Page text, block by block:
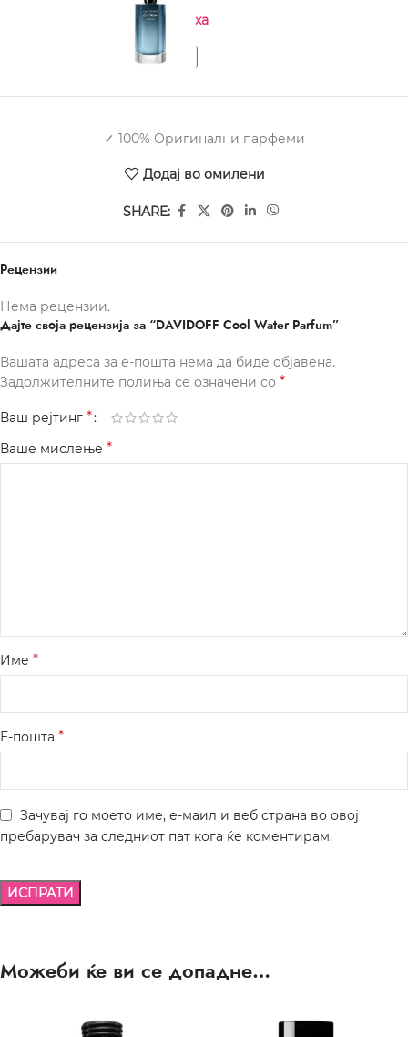
Нема на залиха
✓ 100% Оригинални парфеми
Додај во омилени
SHARE:
Рецензии
Нема рецензии.
Дајте своја рецензија за “DAVIDOFF Cool Water Parfum”
Вашата адреса за е-пошта нема да биде објавена.
Задолжителните полиња се означени со *
Ваш рејтинг *
Ваше мислење *
Име *
Е-пошта *
Зачувај го моето име, е-маил и веб страна во овој
пребарувач за следниот пат кога ќе коментирам.
Можеби ќе ви се допадне…